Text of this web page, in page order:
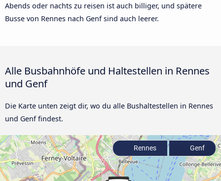
Abends oder nachts zu reisen ist auch billiger, und spätere
Busse von Rennes nach Genf sind auch leerer.
Alle Busbahnhöfe und Haltestellen in Rennes
und Genf
Die Karte unten zeigt dir, wo du alle Bushaltestellen in Rennes
und Genf findest.
Rennes Genf